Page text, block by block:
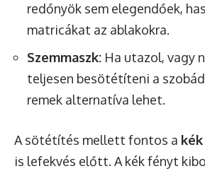
redőnyök sem elegendőek,
matricákat az ablakokra.
Szemmaszk: Ha utazol, vagy
teljesen besötétíteni a
remek alternatíva lehet.
A sötétítés mellett fontos a
is lefekvés előtt. A kék fényt